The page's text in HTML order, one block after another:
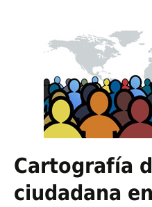
Cartografía
ciudadana